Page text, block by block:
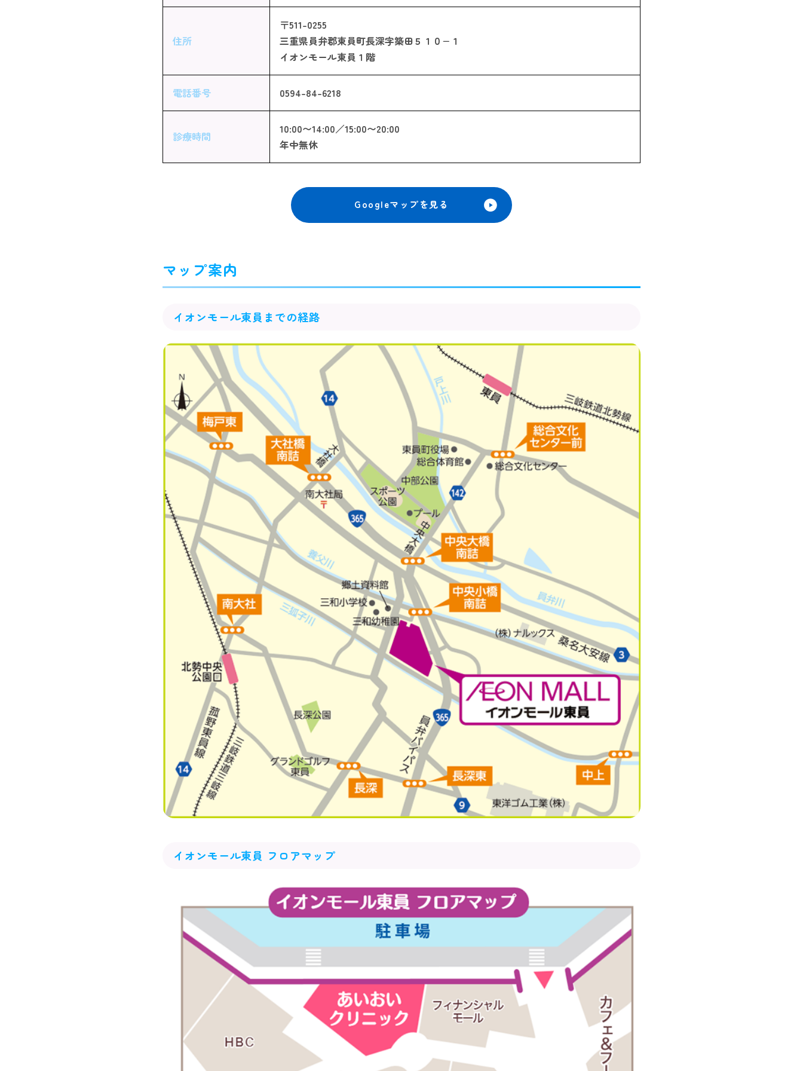
住所
〒511-0255
三重県員弁郡東員町長深字築田５１０−１
イオンモール東員１階
電話番号 0594-84-6218
診療時間
10:00〜14:00／15:00〜20:00
年中無休
Googleマップを見る
マップ案内
イオンモール東員までの経路
イオンモール東員 フロアマップ